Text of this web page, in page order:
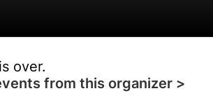
over.
from this organizer >